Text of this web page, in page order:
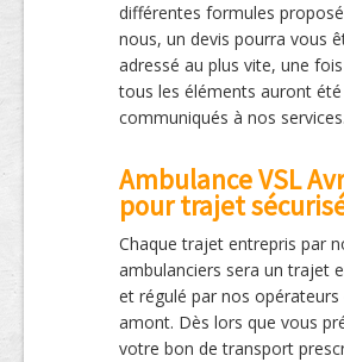
différentes formules
nous, un devis pourra vous
adressé au plus vite, une
tous les éléments auront été
communiqués à nos services.
Ambulance VSL
pour trajet
Chaque trajet entrepris par
ambulanciers sera un trajet
et régulé par nos opérateurs
amont. Dès lors que vous
votre bon de transport